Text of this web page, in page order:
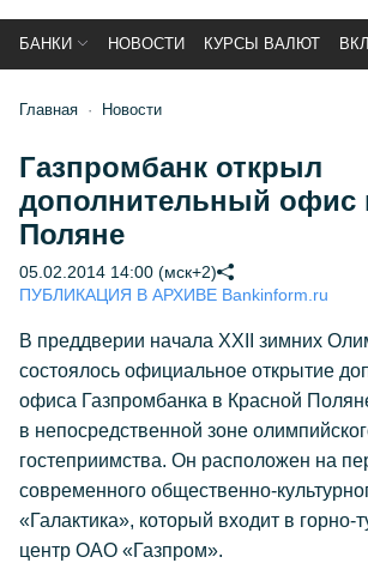
БАНКИ НОВОСТИ КУРСЫ ВАЛЮТ
Главная Новости
Газпромбанк открыл
дополнительный офис
Поляне
05.02.2014 14:00 (мск+2)
ПУБЛИКАЦИЯ В АРХИВЕ Bankinform.ru
В преддверии начала XXII зимних
состоялось официальное открытие
офиса Газпромбанка в Красной
в непосредственной зоне
гостеприимства. Он расположен на
современного общественно-
«Галактика», который входит в горно-
центр ОАО «Газпром».